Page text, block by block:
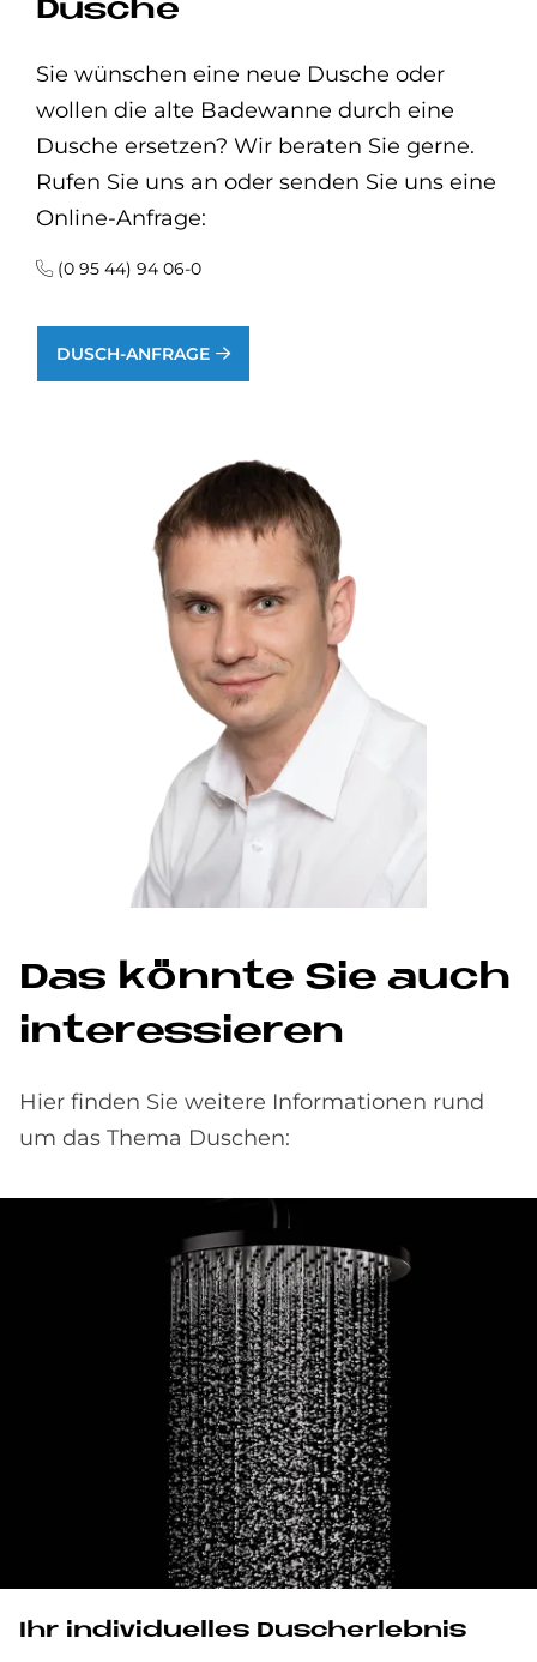
Dusche
Sie wünschen eine neue Dusche oder
wollen die alte Badewanne durch eine
Dusche ersetzen? Wir beraten Sie gerne.
Rufen Sie uns an oder senden Sie uns eine
Online-Anfrage:
(0 95 44) 94 06-0
DUSCH-ANFRAGE
Das könnte Sie auch
interessieren
Hier finden Sie weitere Informationen rund
um das Thema Duschen:
Ihr in­di­vi­du­el­les Du­sch­er­leb­nis